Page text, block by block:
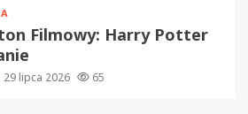
Filmowy: Harry Potter
29 lipca 2026 65